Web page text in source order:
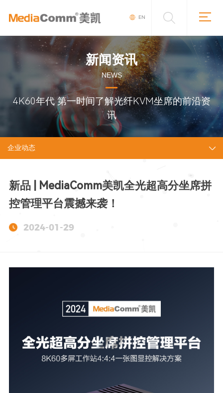
EN
新闻资讯
NEWS
4K60年代 第一时间了解光纤KVM坐席的前沿资
讯
企业动态
新品 | MediaComm美凯全光超高分坐席拼
控管理平台震撼来袭！
2024-01-29